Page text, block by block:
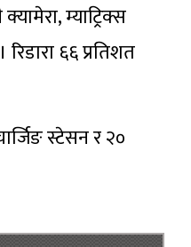
म्याट्रिक्स
६६ प्रतिशत
स्टेसन र २०